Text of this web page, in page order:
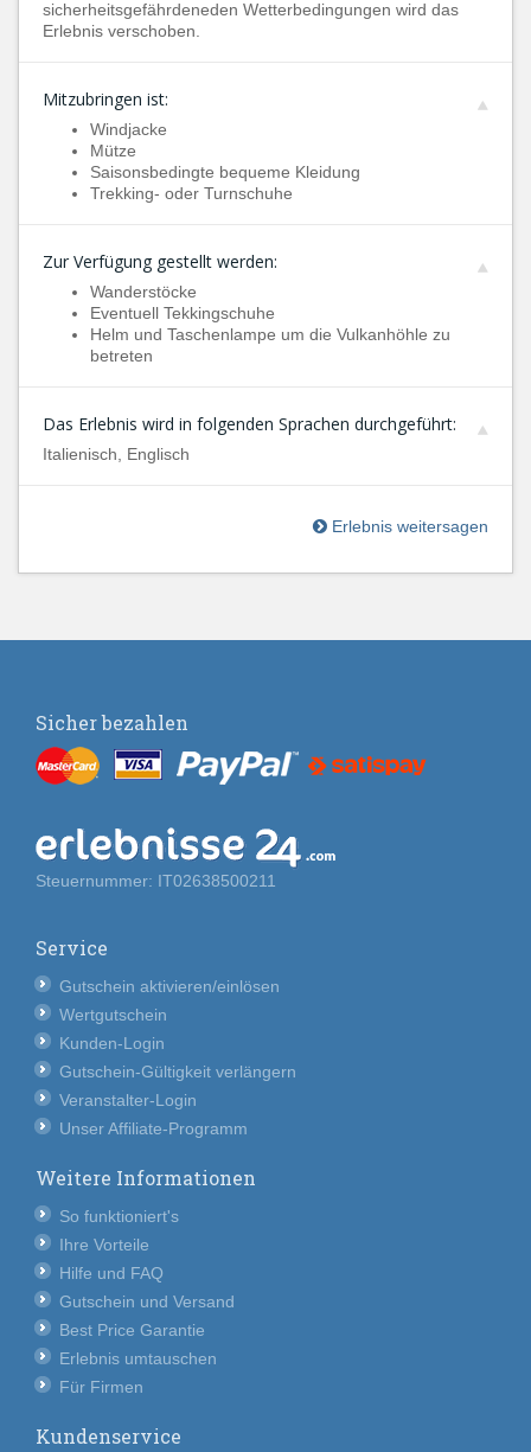
sicherheitsgefährdeneden Wetterbedingungen wird das
Erlebnis verschoben.
Mitzubringen ist:
Windjacke
Mütze
Saisonsbedingte bequeme Kleidung
Trekking- oder Turnschuhe
Zur Verfügung gestellt werden:
Wanderstöcke
Eventuell Tekkingschuhe
Helm und Taschenlampe um die Vulkanhöhle zu
betreten
Das Erlebnis wird in folgenden Sprachen durchgeführt:
Italienisch, Englisch
Erlebnis weitersagen
Sicher bezahlen
Steuernummer: IT02638500211
Service
Gutschein aktivieren/einlösen
Wertgutschein
Kunden-Login
Gutschein-Gültigkeit verlängern
Veranstalter-Login
Unser Affiliate-Programm
Weitere Informationen
So funktioniert's
Ihre Vorteile
Hilfe und FAQ
Gutschein und Versand
Best Price Garantie
Erlebnis umtauschen
Für Firmen
Kundenservice